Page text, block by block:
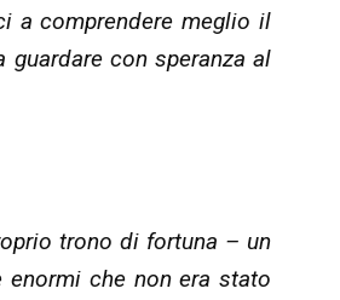
a comprendere meglio il
guardare con speranza al
trono di fortuna – un
enormi che non era stato